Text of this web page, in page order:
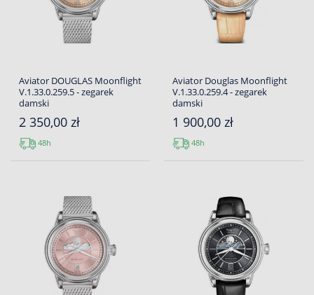
Aviator DOUGLAS Moonflight
V.1.33.0.259.5 - zegarek
damski
2 350,00 zł
48h
Aviator Douglas Moonflight
V.1.33.0.259.4 - zegarek
damski
1 900,00 zł
48h